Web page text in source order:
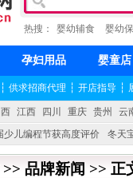
热搜： 婴幼辅食 婴幼
孕妇用品 婴童店
┆ 供求招商代理 ┆ 开店指导 ┆
江西 四川 重庆 贵州
云
少儿编程节获高度评价
冬天
产品比较特殊。”
妇幼广场
品牌新闻 >> 正